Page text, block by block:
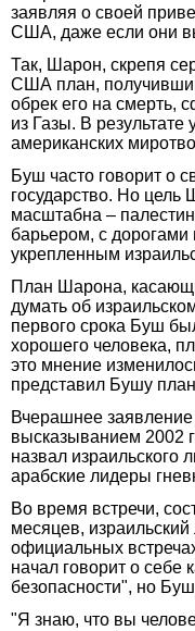
заявляя о своей
США, даже если они
Так, Шарон, скрепя
США план,
обрек его на смерть,
из Газы. В результате
американских
Буш часто говорит о
государство. Но цель
масштабна –
барьером, с
укрепленным
План Шарона,
думать об
первого срока Буш
хорошего человека,
это мнение
представил Бушу
Вчерашнее
высказыванием 2002
назвал израильского
арабские лидеры
Во время встречи,
месяцев,
официальных
начал говорит о себе
безопасности", но
"Я знаю, что вы